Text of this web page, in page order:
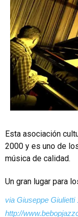
Esta asociación
2000 y es uno de
música de calidad.
Un gran lugar para
via Giuseppe Giulietti
http://